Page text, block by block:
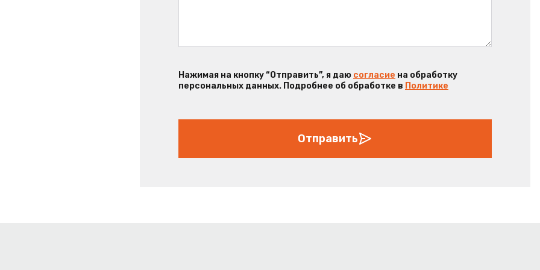
Нажимая на кнопку “Отправить”, я даю согласие на обработку
персональных данных. Подробнее об обработке в Политике
Отправить